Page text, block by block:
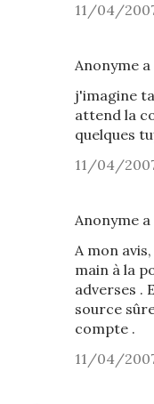
11/04/
Anonyme
j'imagine
attend la
quelques
11/04/
Anonyme
A mon
main à la
adverses .
source
compte .
11/04/